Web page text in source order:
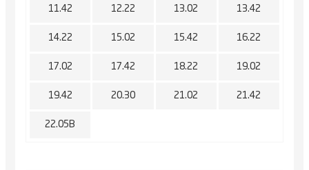
11.42 12.22 13.02 13.42
14.22 15.02 15.42 16.22
17.02 17.42 18.22 19.02
19.42 20.30 21.02 21.42
22.05B